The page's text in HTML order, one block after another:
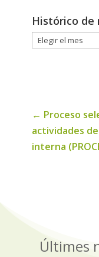
Histórico de
Histórico
← Proceso
actividades
interna
Últimes